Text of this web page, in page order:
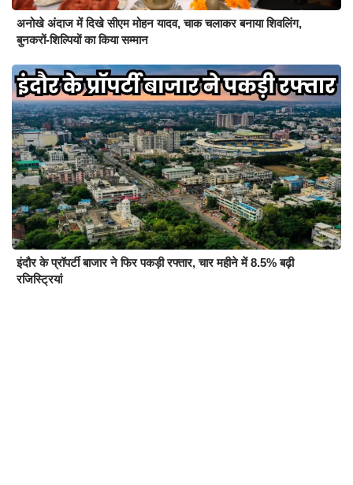
अनोखे अंदाज में दिखे सीएम मोहन यादव, चाक चलाकर बनाया शिवलिंग,
बुनकरों-शिल्पियों का किया सम्मान
इंदौर के प्रॉपर्टी बाजार ने फिर पकड़ी रफ्तार, चार महीने में 8.5% बढ़ी
रजिस्ट्रियां